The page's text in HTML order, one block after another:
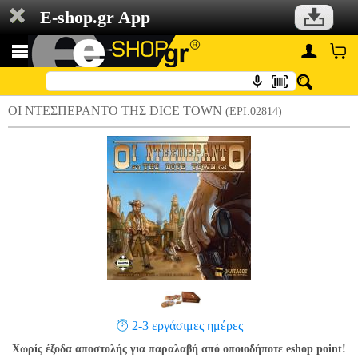
E-shop.gr App
ΟΙ ΝΤΕΣΠΕΡΑΝΤΟ ΤΗΣ DICE TOWN (EPI.02814)
2-3 εργάσιμες ημέρες
Χωρίς έξοδα αποστολής για παραλαβή από οποιοδήποτε eshop point!